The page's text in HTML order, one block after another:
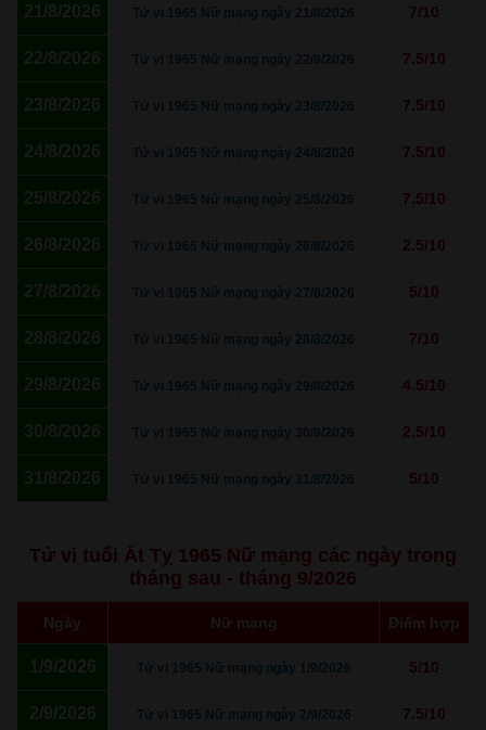
21/8/2026 Tử vi 1965 Nữ mạng ngày 21/8/2026 7/10
22/8/2026 Tử vi 1965 Nữ mạng ngày 22/8/2026 7.5/10
23/8/2026 Tử vi 1965 Nữ mạng ngày 23/8/2026 7.5/10
24/8/2026 Tử vi 1965 Nữ mạng ngày 24/8/2026 7.5/10
25/8/2026 Tử vi 1965 Nữ mạng ngày 25/8/2026 7.5/10
26/8/2026 Tử vi 1965 Nữ mạng ngày 26/8/2026 2.5/10
27/8/2026 Tử vi 1965 Nữ mạng ngày 27/8/2026 5/10
28/8/2026 Tử vi 1965 Nữ mạng ngày 28/8/2026 7/10
29/8/2026 Tử vi 1965 Nữ mạng ngày 29/8/2026 4.5/10
30/8/2026 Tử vi 1965 Nữ mạng ngày 30/8/2026 2.5/10
31/8/2026 Tử vi 1965 Nữ mạng ngày 31/8/2026 5/10
Tử vi tuổi Ất Tỵ 1965 Nữ mạng các ngày trong
tháng sau - tháng 9/2026
Ngày Nữ mạng Điểm hợp
1/9/2026 Tử vi 1965 Nữ mạng ngày 1/9/2026 5/10
2/9/2026 Tử vi 1965 Nữ mạng ngày 2/9/2026 7.5/10